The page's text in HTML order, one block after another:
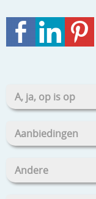
A, ja, op is op
Aanbiedingen
Andere